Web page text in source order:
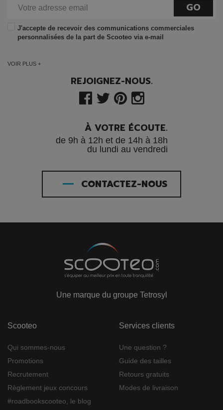
GO
J'accepte de recevoir des communications commerciales
personnalisées de la part de Scooteo via e-mail
VOIR PLUS +
REJOIGNEZ-NOUS.
À VOTRE ÉCOUTE.
de 9h à 12h et de 14h à 18h
du lundi au vendredi
CONTACTEZ-NOUS
Une marque du groupe Tetrosyl
Scooteo
Qui sommes-nous
Promotions
Recrutement
Règlement jeux concours
#roadbookscooteo, le blog
Services clients
Une question ?
Guide des tailles
Retours gratuits
Modes de livraison